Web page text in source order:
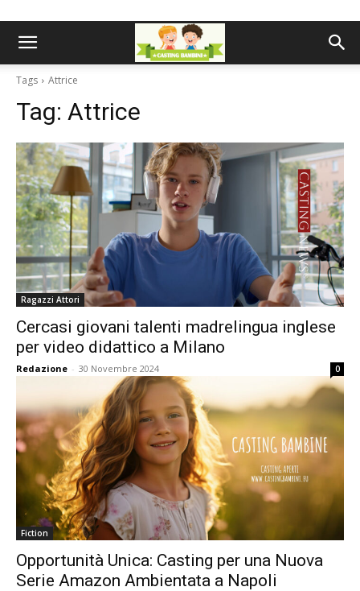
Tags Attrice
Tag: Attrice
Ragazzi Attori
Cercasi giovani talenti madrelingua inglese
per video didattico a Milano
Redazione - 30 Novembre 2024 0
Fiction
Opportunità Unica: Casting per una Nuova
Serie Amazon Ambientata a Napoli